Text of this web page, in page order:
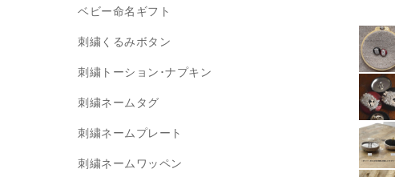
ベビー命名ギフト
刺繍くるみボタン
刺繍トーション･ナプキン
刺繍ネームタグ
刺繍ネームプレート
刺繍ネームワッペン